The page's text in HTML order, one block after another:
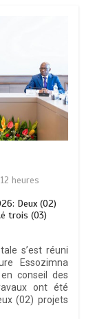
12 heures
Deux (02)
trois (03)
s’est réuni
Essozimna
conseil des
ont été
(02) projets